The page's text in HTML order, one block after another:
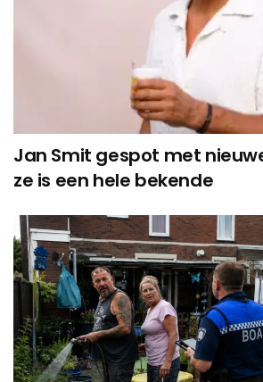
Jan Smit gespot met
ze is een hele bekende